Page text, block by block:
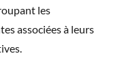
les
associées à leurs